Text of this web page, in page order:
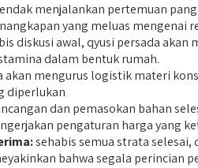
menjalankan pertemuan
yang meluas mengenai
diskusi awal, qyusi persada
dalam bentuk rumah.
akan mengurus logistik materi
diperlukan
dan pemasokan bahan
pengaturan harga yang
sehabis semua strata
bahwa segala perincian